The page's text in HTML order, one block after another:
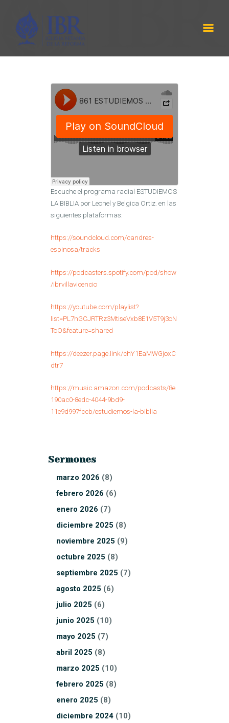
SERMÓNES
PROGRAMA RADIAL
ACERCA DE NOSOTROS
CONTÁCTANOS
EQUIPO DE TRABAJO
Escuche el programa radial ESTUDIEMOS
LA BIBLIA por Leonel y Belgica Ortiz. en las
siguientes plataformas:
https://soundcloud.com/candres-
espinosa/tracks
https://podcasters.spotify.com/pod/show
/ibrvillavicencio
https://youtube.com/playlist?
list=PL7hGCJRTRz3MtiseVxb8E1V5T9j3oN
ToO&feature=shared
https://deezer.page.link/chY1EaMWGjoxC
dtr7
https://music.amazon.com/podcasts/8e
190ac0-8edc-4044-9bd9-
11e9d997fccb/estudiemos-la-biblia
Sermones
marzo 2026 (8)
febrero 2026 (6)
enero 2026 (7)
diciembre 2025 (8)
noviembre 2025 (9)
octubre 2025 (8)
septiembre 2025 (7)
agosto 2025 (6)
julio 2025 (6)
junio 2025 (10)
mayo 2025 (7)
abril 2025 (8)
marzo 2025 (10)
febrero 2025 (8)
enero 2025 (8)
diciembre 2024 (10)